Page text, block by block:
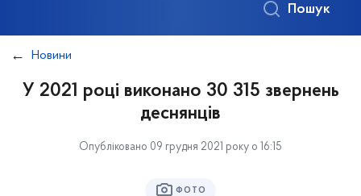
Пошук
Новини
У 2021 році виконано 30 315 звернень
деснянців
Опубліковано 09 грудня 2021 року о 16:15
ФОТО